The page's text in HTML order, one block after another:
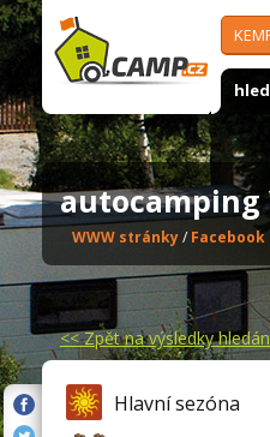
autocamping
WWW stránky/ Facebook
<<Zpět na výsledky
Hlavní sezóna